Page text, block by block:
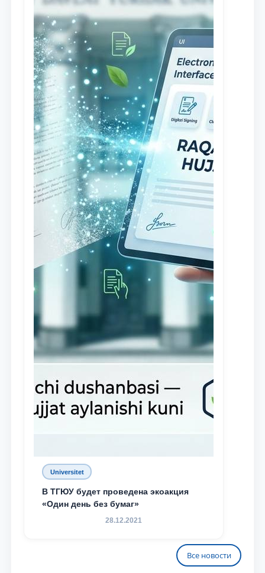
Universitet
В ТГЮУ будет проведена экоакция
«Один день без бумаг»
28.12.2021
Все новости